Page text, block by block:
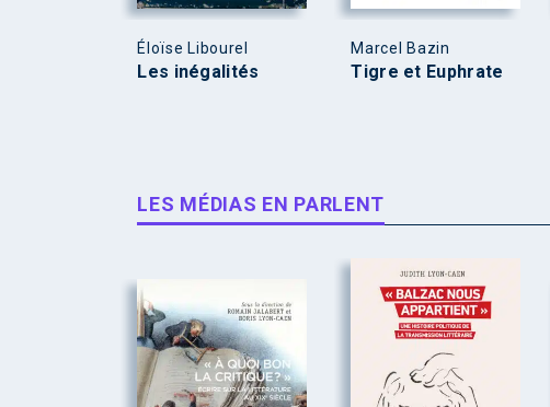
Éloïse Libourel
Les inégalités
Marcel Bazin
Tigre et Euphrate
LES MÉDIAS EN PARLENT